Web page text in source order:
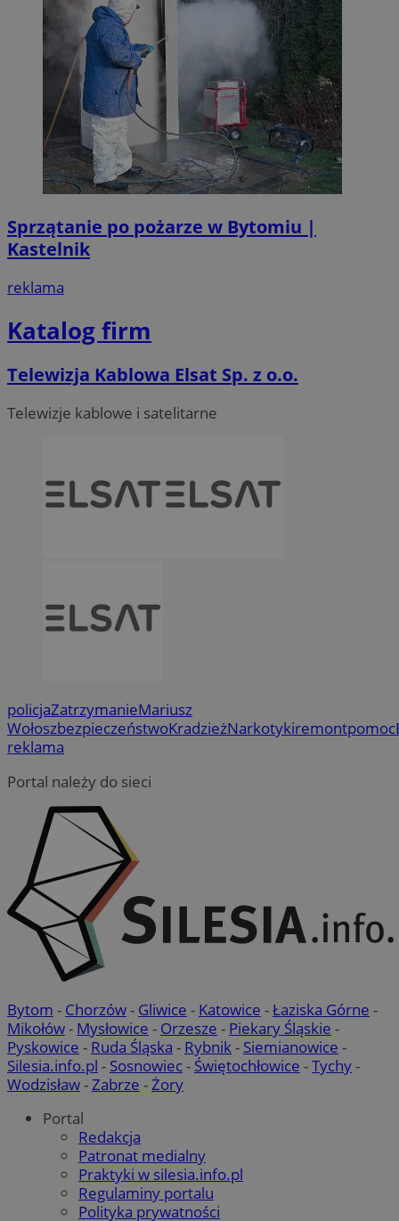
Sprzątanie po pożarze w Bytomiu |
Kastelnik
reklama
Katalog firm
Telewizja Kablowa Elsat Sp. z o.o.
Telewizje kablowe i satelitarne
policjaZatrzymanieMariusz
WołoszbezpieczeństwoKradzieżNarkotykiremontpomoc
reklama
Portal należy do sieci
Bytom - Chorzów- Gliwice - Katowice -Łaziska Górne -
Mikołów- Mysłowice - Orzesze - Piekary Śląskie -
Pyskowice - Ruda Śląska - Rybnik- Siemianowice -
Silesia.info.pl - Sosnowiec- Świętochłowice -Tychy-
Wodzisław-Zabrze -Żory
Portal
Redakcja
Patronat medialny
Praktyki w silesia.info.pl
Regulaminy portalu
Polityka prywatności